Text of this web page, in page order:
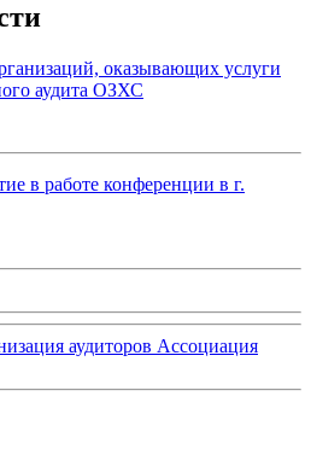
оказывающих услуги
аудита ОЗХС
в работе конференции в г.